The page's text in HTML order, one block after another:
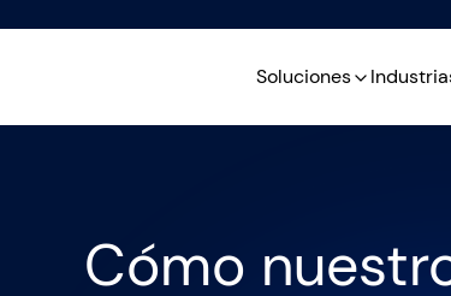
Soluciones
Cómo